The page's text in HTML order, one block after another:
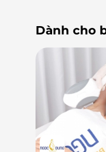
Dành cho